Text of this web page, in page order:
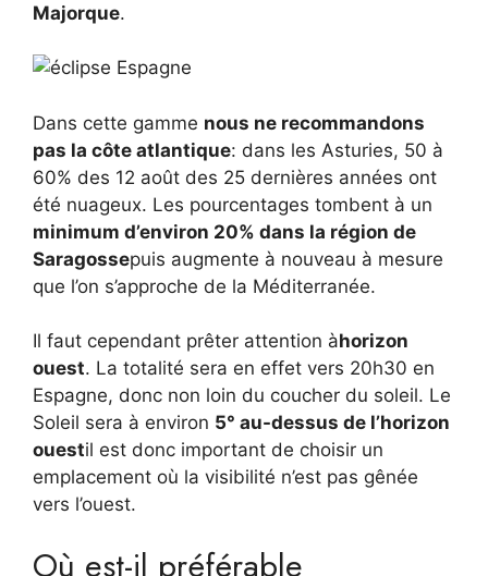
Majorque.
Dans cette gamme nous ne recommandons
pas la côte atlantique: dans les Asturies, 50 à
60% des 12 août des 25 dernières années ont
été nuageux. Les pourcentages tombent à un
minimum d’environ 20% dans la région de
Saragossepuis augmente à nouveau à mesure
que l’on s’approche de la Méditerranée.
Il faut cependant prêter attention àhorizon
ouest. La totalité sera en effet vers 20h30 en
Espagne, donc non loin du coucher du soleil. Le
Soleil sera à environ 5° au-dessus de l’horizon
ouestil est donc important de choisir un
emplacement où la visibilité n’est pas gênée
vers l’ouest.
Où est-il préférable